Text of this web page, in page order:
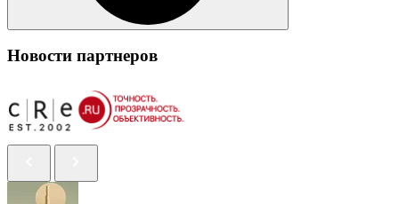
Новости партнеров